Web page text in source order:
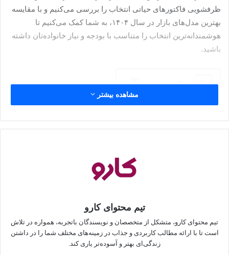
ظرفشویی فاکتورهای حیاتی انتخاب را بررسی می‌کنیم و با مقایسه
بهترین مدل‌های بازار در سال ۱۴۰۴، به شما کمک می‌کنیم تا
هوشمندانه‌ترین انتخاب را متناسب با بودجه و نیاز خانواده‌تان داشته
باشید.
انتخاب در نظر بگیرید
پیش از خرید ماشین ظرفشویی باید به این نکات دقت کنید:
اندازه و فضا: پیش از خرید ظرفشویی مهم است که ابعاد و
ظرفشویی در محیط آشپزخانه مطمئن شوید. اگر فضای بین
کابینت‌ها حتی نیم سانتی متر کمتر از عرض یا ارتفاع
ظرفشویی باشد، آن‌وقت دیگر نمی‌توانید این دستگاه را در
آشپزخانه جا دهید.
مشاهده بیشتر
تیم محتوای کارو
تیم محتوای کارو، متشکل از متخصصان و نویسندگان باتجربه، همواره در تلاش
است تا با ارائه مطالب کاربردی و جذاب در زمینه‌های مختلف شما را در داشتن
زندگی‌ای بهتر و آسوده‌تر یاری کند.